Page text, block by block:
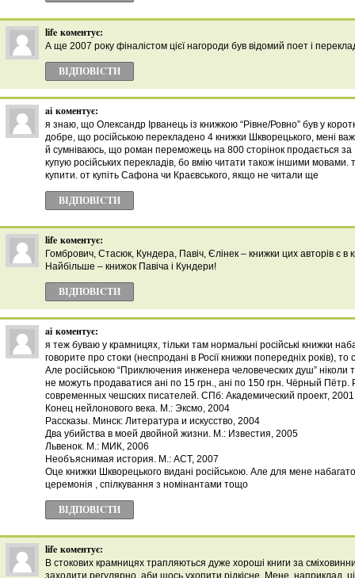
life коментує:
А ще 2007 року фіналістом цієї нагороди був відомий поет і
ВІДПОВІCТИ
ai коментує:
я знаю, що Олександр Ірванець із книжкою “Рівне/Ровно” був у
добре, що російською перекладено 4 книжки Шкворецького, мені
й сумніваюсь, що роман переможець на 800 сторінок продається за
купую російських перекладів, бо вмію читати також іншими мовами.
купити. от купіть Сафона чи Краєвського, якщо не читали ще
ВІДПОВІCТИ
life коментує:
Гомбрович, Стасюк, Кундера, Павіч, Єлінек – книжки цих авторів є в
Найбільше – книжок Павіча і Кундери!
ВІДПОВІCТИ
ai коментує:
я теж буваю у крамницях, тільки там нормальні російські книжки
говорите про стоки (неспродані в Росії книжки попередніх років), то
Але російською “Приключения инженера человеческих душ” ніколи
не можуть продаватися ані по 15 грн., ані по 150 грн. Чёрный Пётр.
современных чешских писателей. СПб: Академический проект, 2001
Конец нейлонового века. М.: Эксмо, 2004
Рассказы. Минск: Литература и искусство, 2004
Два убийства в моей двойной жизни. М.: Известия, 2005
Львенок. М.: МИК, 2006
Необъяснимая история. М.: АСТ, 2007
Оце книжки Шкворецького видані російською. Але для мене
церемонія , спілкування з номінантами тощо
ВІДПОВІCТИ
life коментує:
В стокових крамницях трапляються дуже хороші книги за
заходити регулярно, аби щось ухопити рідкісне. Мене, наприклад,